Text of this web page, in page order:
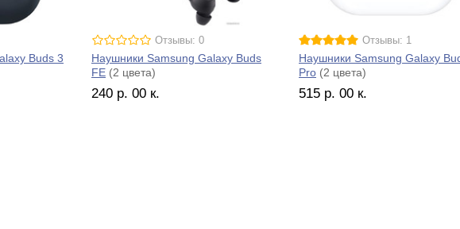
Buds 3
Отзывы: 0
Наушники Samsung Galaxy Buds
FE (2 цвета)
240 р. 00 к.
Отзывы: 1
Наушники Samsung Galaxy
Pro (2 цвета)
515 р. 00 к.